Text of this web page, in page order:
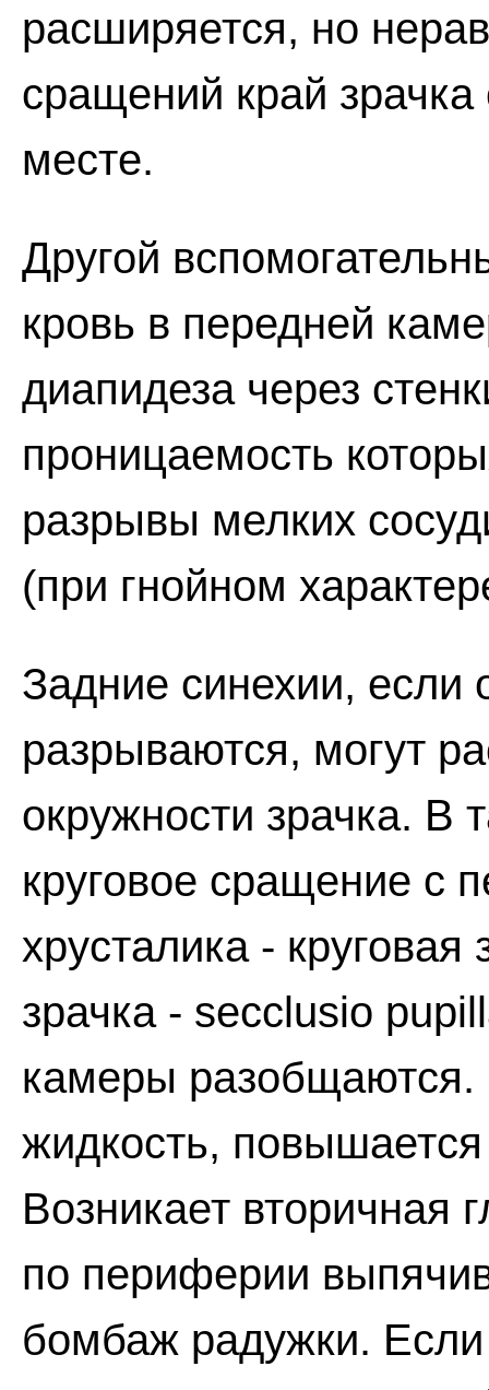
расширяется, но
сращений край
месте.
Другой
кровь в передней
диапидеза через
проницаемость
разрывы мелких
(при гнойном
Задние синехии, если
разрываются, могут
окружности зрачка. В
круговое сращение с
хрусталика -
зрачка - secclusio
камеры разобщаются.
жидкость,
Возникает вторичная
по периферии
бомбаж радужки.